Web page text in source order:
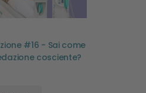
#16 - Sai come
cosciente?